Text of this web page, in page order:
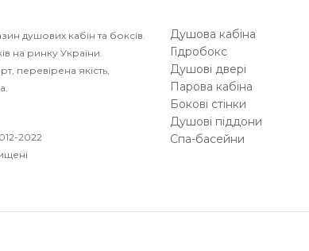
душових кабін та боксів.
на ринку України.
перевірена якість,
2022
Душова кабіна
Гідробокс
Душові двері
Парова кабіна
Бокові стінки
Душові піддони
Спа-басейни